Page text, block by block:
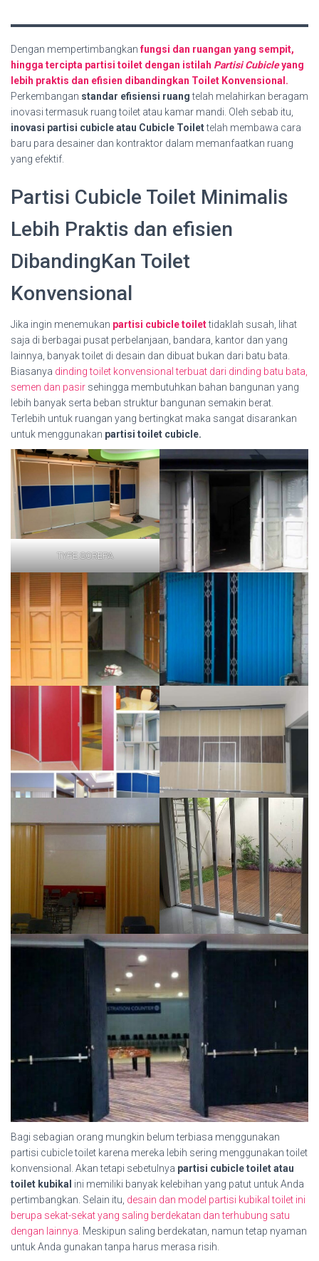
Dengan mempertimbangkanfungsi dan ruangan yang sempit,
hingga tercipta partisi toilet dengan istilah Partisi Cubicleyang
lebih praktis dan efisien dibandingkan Toilet Konvensional.
Perkembangan standar efisiensi ruangtelah melahirkan beragam
inovasi termasuk ruang toilet atau kamar mandi. Oleh sebab itu,
inovasi partisi cubicle atau Cubicle Toilettelah membawa cara
baru para desainer dan kontraktor dalam memanfaatkan ruang
yang efektif.
Partisi Cubicle Toilet Minimalis
Lebih Praktis dan efisien
DibandingKan Toilet
Konvensional
Jika ingin menemukan partisi cubicle toilettidaklah susah, lihat
saja di berbagai pusat perbelanjaan, bandara, kantor dan yang
lainnya, banyak toilet di desain dan dibuat bukan dari batu bata.
Biasanya dinding toilet konvensional terbuat dari dinding batu bata,
semen dan pasir sehingga membutuhkan bahan bangunan yang
lebih banyak serta beban struktur bangunan semakin berat.
Terlebih untuk ruangan yang bertingkat maka sangat disarankan
untuk menggunakan partisi toilet cubicle.
TYPE SOREPA
Bagi sebagian orang mungkin belum terbiasa menggunakan
partisi cubicle toilet karena mereka lebih sering menggunakan toilet
konvensional. Akan tetapi sebetulnya partisi cubicle toilet atau
toilet kubikal ini memiliki banyak kelebihan yang patut untuk Anda
pertimbangkan. Selain itu, desain dan model partisi kubikal toilet ini
berupa sekat-sekat yang saling berdekatan dan terhubung satu
dengan lainnya. Meskipun saling berdekatan, namun tetap nyaman
untuk Anda gunakan tanpa harus merasa risih.